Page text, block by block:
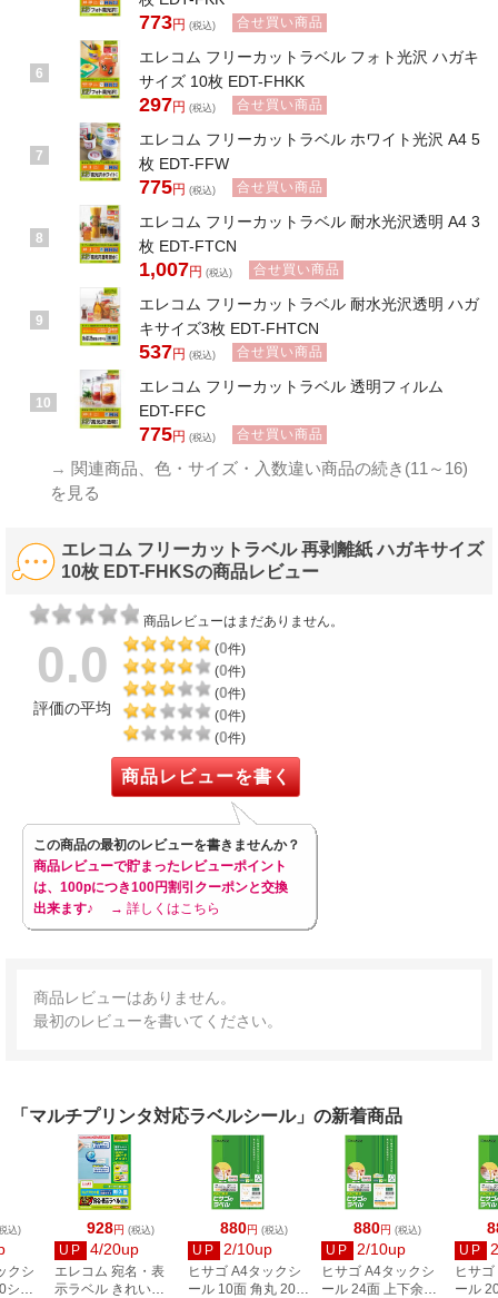
773円 (税込) 合せ買い商品
6
エレコム フリーカットラベル フォト光沢 ハガキ
サイズ 10枚 EDT-FHKK
297円 (税込) 合せ買い商品
7
エレコム フリーカットラベル ホワイト光沢 A4 5
枚 EDT-FFW
775円 (税込) 合せ買い商品
8
エレコム フリーカットラベル 耐水光沢透明 A4 3
枚 EDT-FTCN
1,007円 (税込) 合せ買い商品
9
エレコム フリーカットラベル 耐水光沢透明 ハガ
キサイズ3枚 EDT-FHTCN
537円 (税込) 合せ買い商品
10
エレコム フリーカットラベル 透明フィルム
EDT-FFC
775円 (税込) 合せ買い商品
→ 関連商品、色・サイズ・入数違い商品の続き(11～16)
を見る
エレコム フリーカットラベル 再剥離紙 ハガキサイズ
10枚 EDT-FHKSの商品レビュー
商品レビューはまだありません。
0.0
評価の平均
(0件)
(0件)
(0件)
(0件)
(0件)
商品レビューを書く
この商品の最初のレビューを書きませんか？
商品レビューで貯まったレビューポイント
は、100pにつき100円割引クーポンと交換
出来ます♪
→ 詳しくはこちら
商品レビューはありません。
最初のレビューを書いてください。
「マルチプリンタ対応ラベルシール」の新着商品
928円 (税込)
UP 4/20up
エレコム 宛名・表
示ラベル きれい貼
880円 (税込)
UP 2/10up
ヒサゴ A4タックシ
ール 10面 角丸 20シ
880円 (税込)
UP 2/10up
ヒサゴ A4タックシ
ール 24面 上下余白
UP
ヒサ
ール
込)
クシ
ー